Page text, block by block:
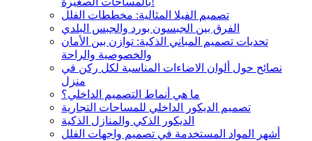
تصميم الفيلا المثالية: مخططات الفلل
الفرق بين الجبسون بورد والجبس البلدي
تحديات تصميم المباني الذكية: توازن بين الأمان
والخصوصية والراحة
نصائح حول ألوان الاضاءات المناسبة لكل ركن في
منزل
ما هي أنماط التصميم الداخلي؟
تصميم الديكور الداخلي للمساحات التجارية
الديكور الذكي والمنازل الذكية
أشهر المواد المستخدمة في تصميم واجهات الفلل